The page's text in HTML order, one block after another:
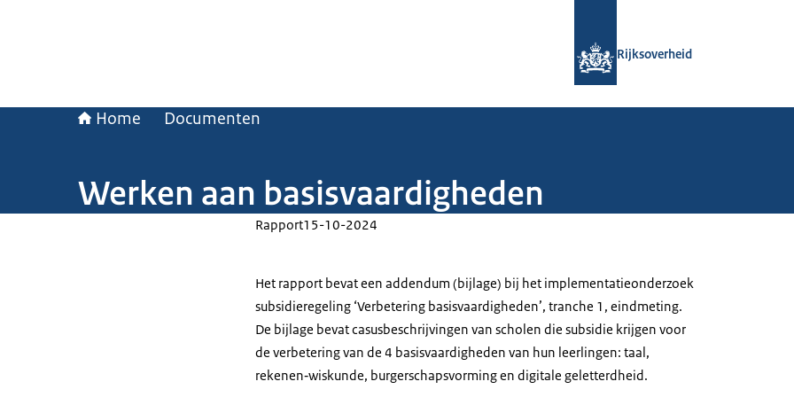
Rijksoverheid
Home Documenten
Werken aan basisvaardigheden
Rapport15-10-2024
Het rapport bevat een addendum (bijlage) bij het implementatieonderzoek
subsidieregeling ‘Verbetering basisvaardigheden’, tranche 1, eindmeting.
De bijlage bevat casusbeschrijvingen van scholen die subsidie krijgen voor
de verbetering van de 4 basisvaardigheden van hun leerlingen: taal,
rekenen‐wiskunde, burgerschapsvorming en digitale geletterdheid.